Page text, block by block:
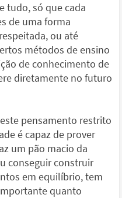
tudo, só que cada
de uma forma
ou até
métodos de ensino
de conhecimento de
diretamente no futuro
pensamento restrito
é capaz de prover
um pão macio da
conseguir construir
em equilíbrio, tem
quanto